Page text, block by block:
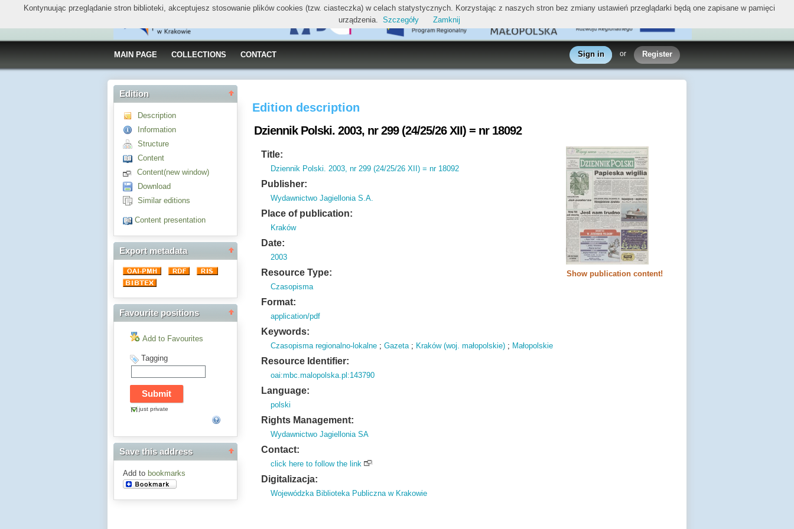
MAIN PAGE COLLECTIONS CONTACT Sign in or Register
Edition
Description
Information
Structure
Content
Content(new window)
Download
Similar editions
Content presentation
Export metadata
Favourite positions
Add to Favourites
Tagging
just private
Save this address
Add to bookmarks
Edition description
Dziennik Polski. 2003, nr 299 (24/25/26 XII) = nr 18092
Show publication content!
Title:
Dziennik Polski. 2003, nr 299 (24/25/26 XII) = nr 18092
Publisher:
Wydawnictwo Jagiellonia S.A.
Place of publication:
Kraków
Date:
2003
Resource Type:
Czasopisma
Format:
application/pdf
Keywords:
Czasopisma regionalno-lokalne ;Gazeta; Kraków (woj. małopolskie) ; Małopolskie
Resource Identifier:
oai:mbc.malopolska.pl:143790
Language:
polski
Rights Management:
Wydawnictwo Jagiellonia SA
Contact:
click here to follow the link
Digitalizacja:
Wojewódzka Biblioteka Publiczna w Krakowie
Kontynuując przeglądanie stron biblioteki, akceptujesz stosowanie plików cookies (tzw. ciasteczka) w celach statystycznych. Korzystając z naszych stron bez zmiany ustawień przeglądarki będą one zapisane w pamięci
urządzenia. Szczegóły Zamknij